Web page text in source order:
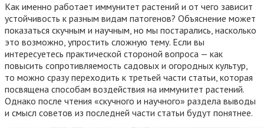
Как именно работает иммунитет растений и от чего зависит
устойчивость к разным видам патогенов? Объяснение может
показаться скучным и научным, но мы постарались, насколько
это возможно, упростить сложную тему. Если вы
интересуетесь практической стороной вопроса — как
повысить сопротивляемость садовых и огородных культур,
то можно сразу переходить к третьей части статьи, которая
посвящена способам воздействия на иммунитет растений.
Однако после чтения «скучного и научного» раздела выводы
и смысл советов из последней части статьи будут понятнее.